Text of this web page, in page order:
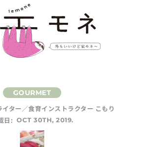
イター／食育インストラクター こもり
日: OCT 30TH, 2019.